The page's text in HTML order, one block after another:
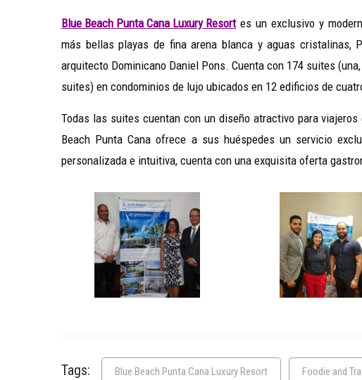
Blue Beach Punta Cana Luxury Resort es un exclusivo y
más bellas playas de fina arena blanca y aguas cristalinas,
arquitecto Dominicano Daniel Pons. Cuenta con 174 suites
suites) en condominios de lujo ubicados en 12 edificios de
Todas las suites cuentan con un diseño atractivo para
Beach Punta Cana ofrece a sus huéspedes un servicio
personalizada e intuitiva, cuenta con una exquisita oferta
Tags: Blue Beach Punta Cana Luxury Resort Foodie and